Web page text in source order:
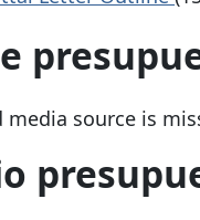
media source is